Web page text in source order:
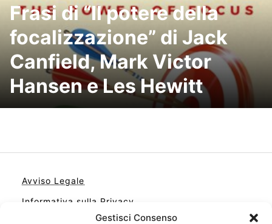
Gestisci Consenso
Frasi di “Il potere della
focalizzazione” di Jack
Canfield, Mark Victor
Hansen e Les Hewitt
Avviso Legale
Informativa sulla Privacy